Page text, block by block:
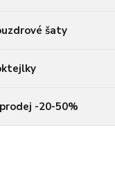
šaty
-20-50%